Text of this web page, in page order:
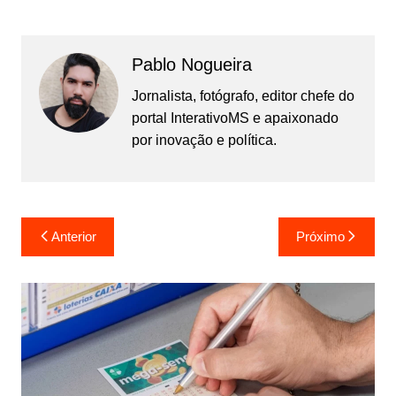
Pablo Nogueira
Jornalista, fotógrafo, editor chefe do
portal InterativoMS e apaixonado
por inovação e política.
Navegação
de
Post
Anterior Próximo